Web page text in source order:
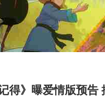
得》曝爱情版预